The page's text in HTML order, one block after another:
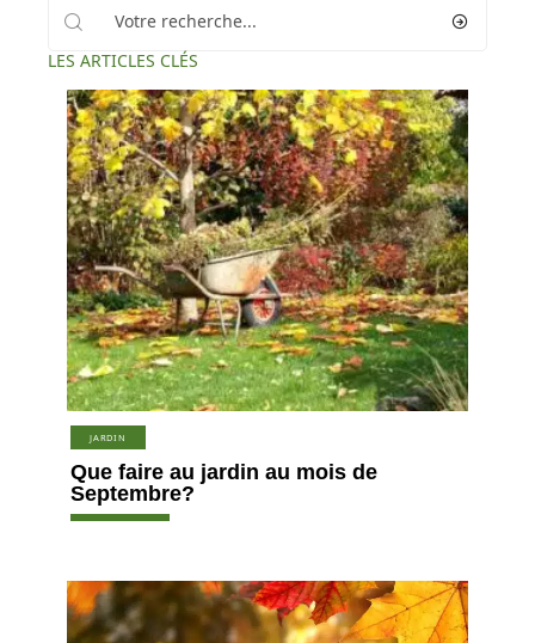
LES ARTICLES CLÉS
JARDIN
Que faire au jardin au mois de
Septembre?